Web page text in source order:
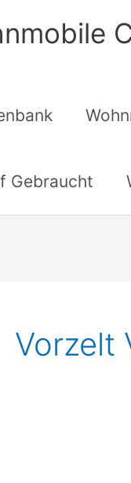
Gebraucht
Vorzelt